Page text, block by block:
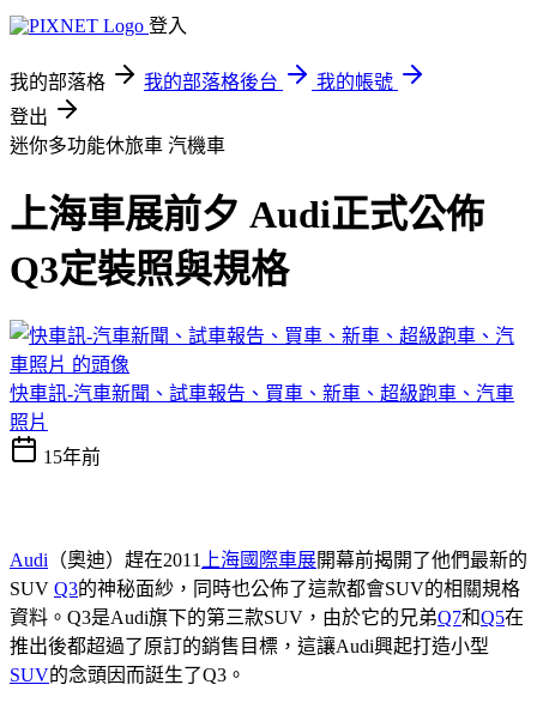
登入
我的部落格 我的部落格後台
我的帳號
登出
迷你多功能休旅車 汽機車
上海車展前夕 Audi正式公佈
Q3定裝照與規格
快車訊-汽車新聞、試車報告、買車、新車、超級跑車、汽車
照片
15年前
Audi （奧迪）趕在2011 上海國際車展開幕前揭開了他們最新的
SUV Q3的神秘面紗，同時也公佈了這款都會SUV的相關規格
資料。Q3是Audi旗下的第三款SUV，由於它的兄弟Q7和Q5在
推出後都超過了原訂的銷售目標，這讓Audi興起打造小型
SUV的念頭因而誔生了Q3。